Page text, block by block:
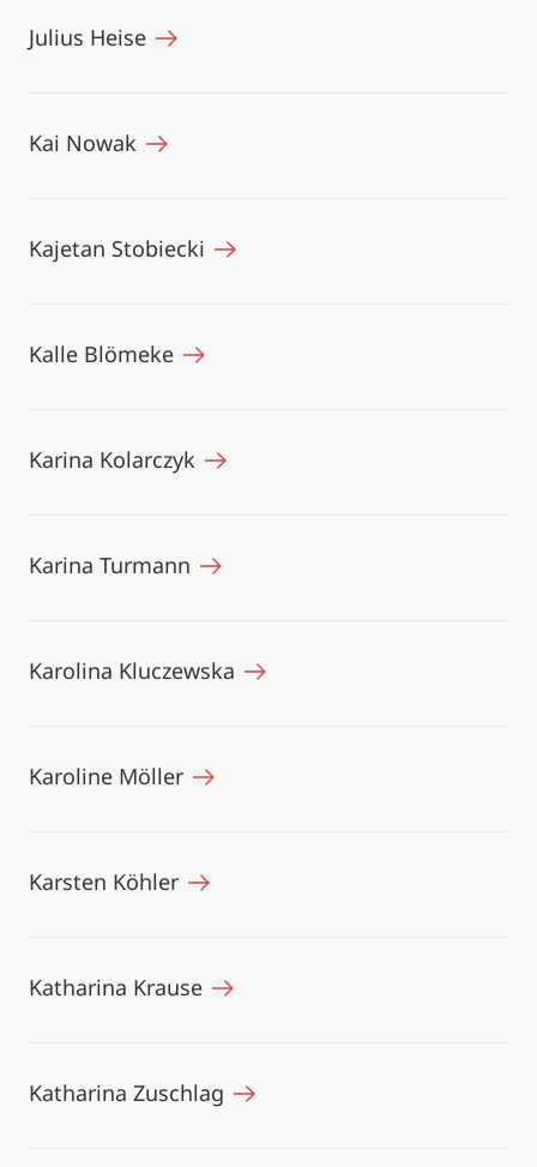
Julius Heise
Kai Nowak
Kajetan Stobiecki
Kalle Blömeke
Karina Kolarczyk
Karina Turmann
Karolina Kluczewska
Karoline Möller
Karsten Köhler
Katharina Krause
Katharina Zuschlag